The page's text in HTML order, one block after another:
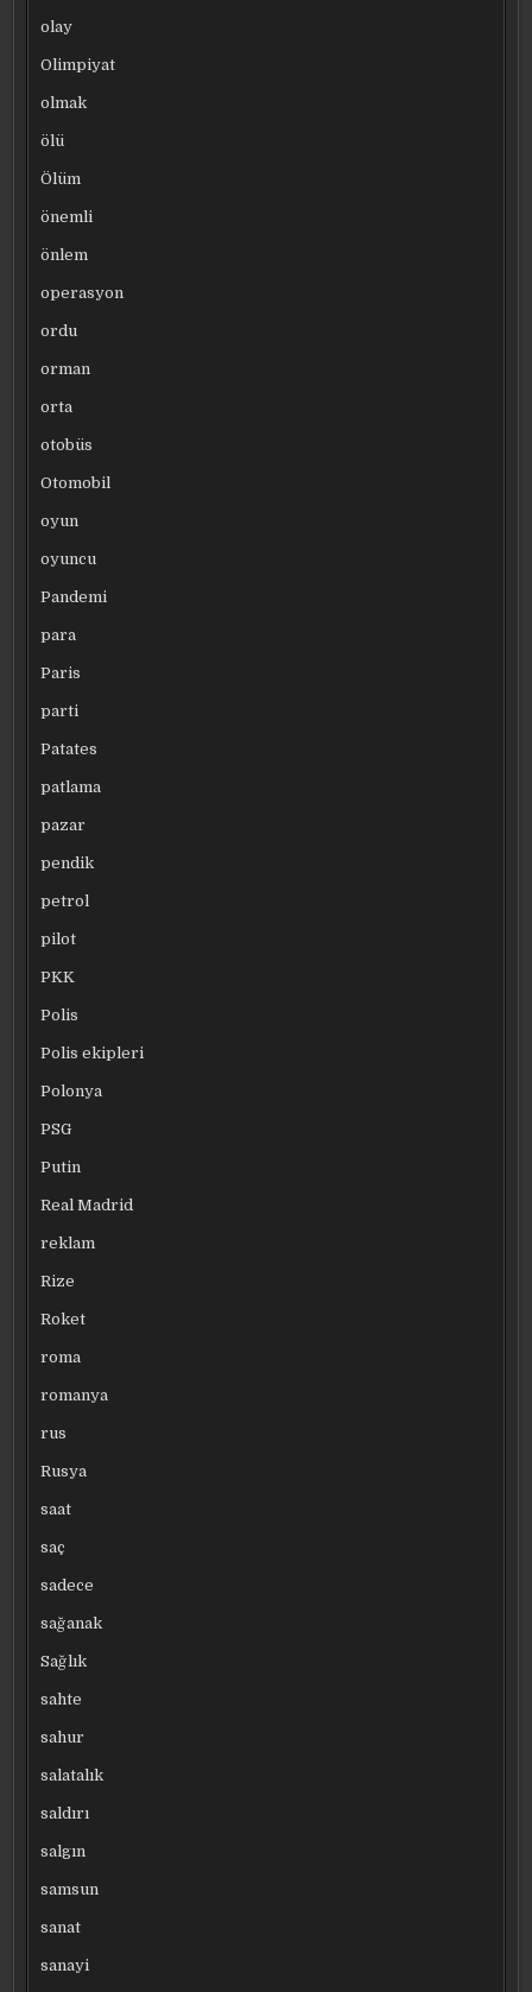
olay
Olimpiyat
olmak
ölü
Ölüm
önemli
önlem
operasyon
ordu
orman
orta
otobüs
Otomobil
oyun
oyuncu
Pandemi
para
Paris
parti
Patates
patlama
pazar
pendik
petrol
pilot
PKK
Polis
Polis ekipleri
Polonya
PSG
Putin
Real Madrid
reklam
Rize
Roket
roma
romanya
rus
Rusya
saat
saç
sadece
sağanak
Sağlık
sahte
sahur
salatalık
saldırı
salgın
samsun
sanat
sanayi